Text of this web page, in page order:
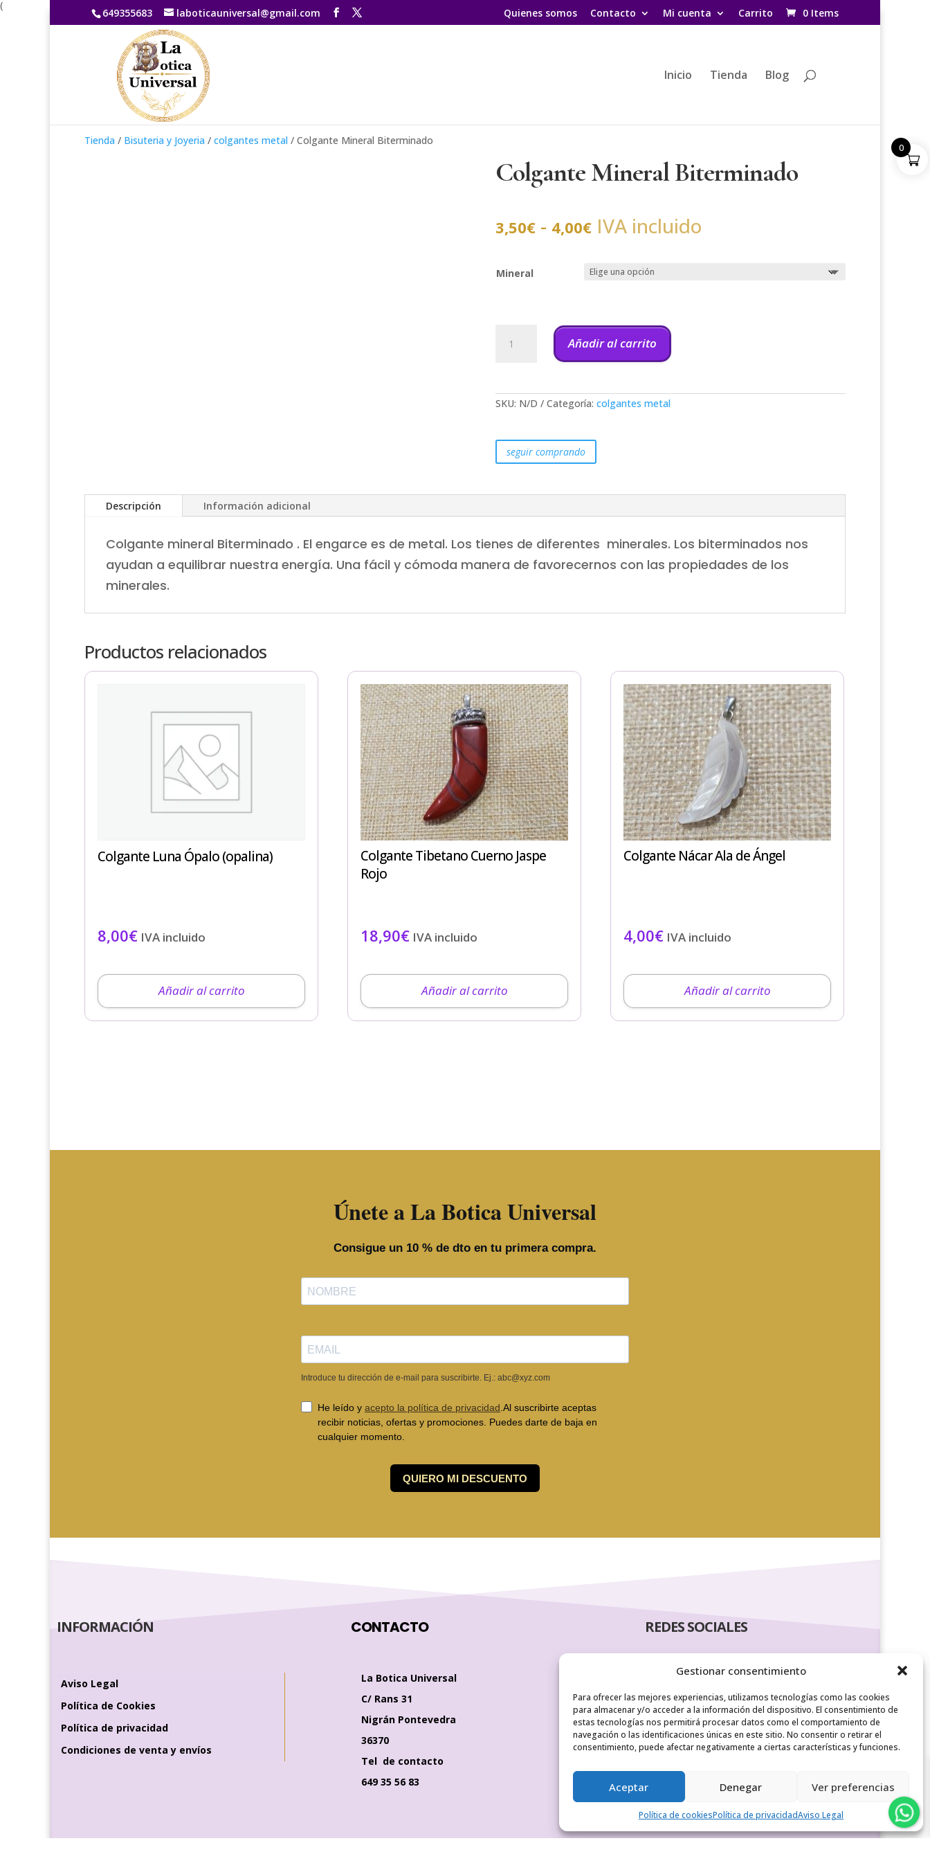
Gestionar consentimiento
Para ofrecer las mejores experiencias, utilizamos tecnologías como las cookies
para almacenar y/o acceder a la información del dispositivo. El consentimiento de
estas tecnologías nos permitirá procesar datos como el comportamiento de
navegación o las identificaciones únicas en este sitio. No consentir o retirar el
consentimiento, puede afectar negativamente a ciertas características y funciones.
Aceptar Denegar Ver preferencias
Política de cookiesPolítica de privacidadAviso Legal
(
649355683 laboticauniversal@gmail.com Quienes somos Contacto Mi cuenta Carrito 0 Items
Inicio Tienda Blog
Tienda / Bisuteria y Joyeria / colgantes metal / Colgante Mineral Biterminado
Colgante Mineral Biterminado
3,50€ - 4,00€Rango
de
3,50€
hasta
IVA incluido
Mineral
Mineral
Biterminado
Añadir al carrito
SKU: N/D Categoría: colgantes metal
seguir comprando
Descripción Información adicional
Colgante mineral Biterminado . El engarce es de metal. Los tienes de diferentes minerales. Los biterminados nos
ayudan a equilibrar nuestra energía. Una fácil y cómoda manera de favorecernos con las propiedades de los
minerales.
Productos relacionados
Colgante Luna Ópalo (opalina)
8,00€ IVA incluido
Añadir al carrito
Colgante Tibetano Cuerno Jaspe
Rojo
18,90€ IVA incluido
Añadir al carrito
Colgante Nácar Ala de Ángel
4,00€ IVA incluido
Añadir al carrito
INFORMACIÓN
Aviso Legal
Política de Cookies
Política de privacidad
Condiciones de venta y envíos
CONTACTO
La Botica Universal
C/ Rans 31
Nigrán Pontevedra
36370
Tel de contacto
649 35 56 83
REDES SOCIALES
0